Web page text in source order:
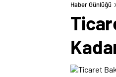
Haber Günlüğü